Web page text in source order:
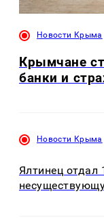
Новости Крыма
Крымчане
банки и
Новости Крыма
Ялтинец отдал